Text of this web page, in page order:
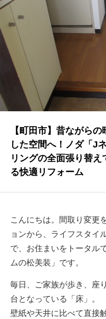
CONTACT
お問い合わせ
NEWS
最新情報
Q&A
よくあるご質問
ENTRY
求人採用情報
PRIVACY POLICY
【町田市】昔ながら
した空間へ！ノダ「J
リングの全面張り替
る快適リフォーム
こんにちは。間取り変更
ョンから、ライフスタイ
で、お住まいをトータル
ムの松美装」です。
毎日、ご家族が歩き、座
台となっている「床」。
壁紙や天井に比べて直接